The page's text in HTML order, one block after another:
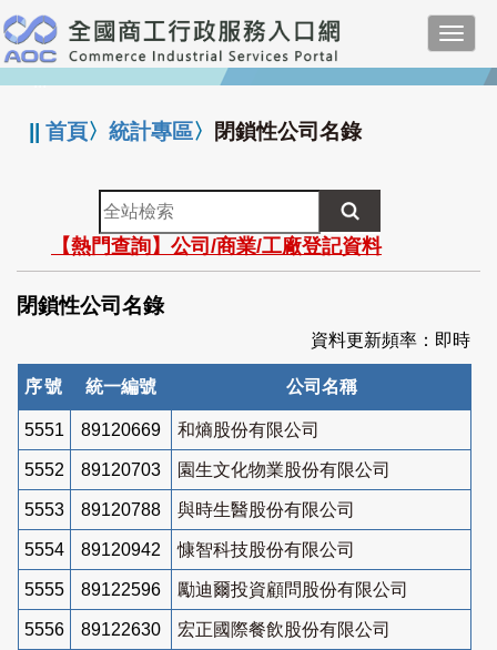
跳
到
主
要
:::
||首頁〉統計專區〉 閉鎖性公司名錄
全
站
檢
索
【熱門查詢】公司/商業/工廠登記資料
閉鎖性公司名錄
資料更新頻率：即時
序號 統一編號 公司名稱
5551 89120669 和熵股份有限公司
5552 89120703 園生文化物業股份有限公司
5553 89120788 與時生醫股份有限公司
5554 89120942 慷智科技股份有限公司
5555 89122596 勵迪爾投資顧問股份有限公司
5556 89122630 宏正國際餐飲股份有限公司